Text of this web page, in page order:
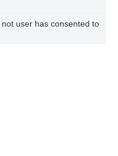
user has consented to